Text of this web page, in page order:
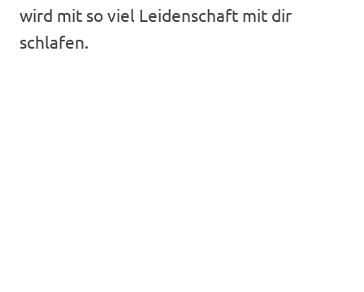
wird mit so viel Leidenschaft mit dir
schlafen.